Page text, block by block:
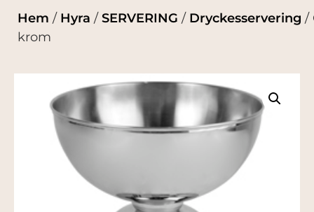
Hem / Hyra / SERVERING / Dryckesservering /
krom